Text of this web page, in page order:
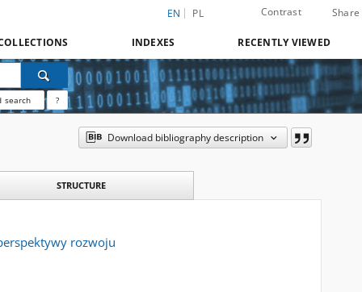
EN PL Contrast Share
INDEXES RECENTLY VIEWED
search ?
Download bibliography description
STRUCTURE
rozwoju